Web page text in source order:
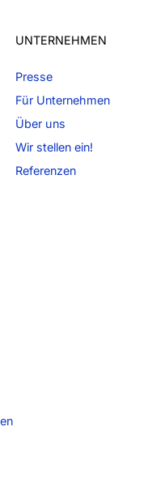
UNTERNEHMEN
Presse
Für Unternehmen
Über uns
Wir stellen ein!
Referenzen